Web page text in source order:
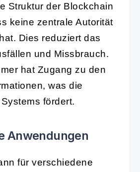
Struktur der Blockchain
keine zentrale Autorität
Dies reduziert das
und Missbrauch.
hat Zugang zu den
was die
fördert.
Anwendungen
für verschiedene